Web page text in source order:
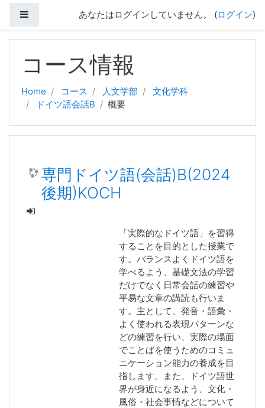
サイドパネルあなたはログインしていません。 (ログイン)
コース情報
Home コース 人文学部
文化学科
ドイツ語会話B
概要
専門ドイツ語(会話)B(2024
後期)KOCH
「実際的なドイツ語」を習得
することを目的とした授業で
す。バランスよくドイツ語を
学べるよう、基礎文法の学習
だけでなく日常会話の練習や
平易な文章の講読も行いま
す。主として、発音・語彙・
よく使われる表現パターンな
どの練習を行い、実際の場面
でことばを使うためのコミュ
ニケーション能力の養成を目
指します。また、ドイツ語世
界が身近になるよう、文化・
風俗・社会事情などについて